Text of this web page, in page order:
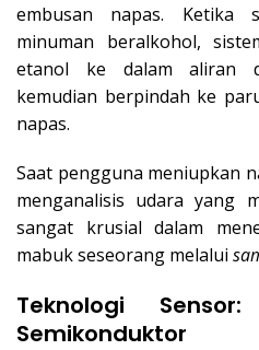
embusan napas. Ketika
minuman beralkohol,
etanol ke dalam aliran
kemudian berpindah ke
napas.
Saat pengguna meniupkan
menganalisis udara yang
sangat krusial dalam
mabuk seseorang melalui
Teknologi
Semikonduktor